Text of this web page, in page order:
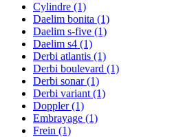
Cylindre (1)
Daelim bonita (1)
Daelim s-five (1)
Daelim s4 (1)
Derbi atlantis (1)
Derbi boulevard (1)
Derbi sonar(1)
Derbi variant (1)
Doppler(1)
Embrayage (1)
Frein (1)